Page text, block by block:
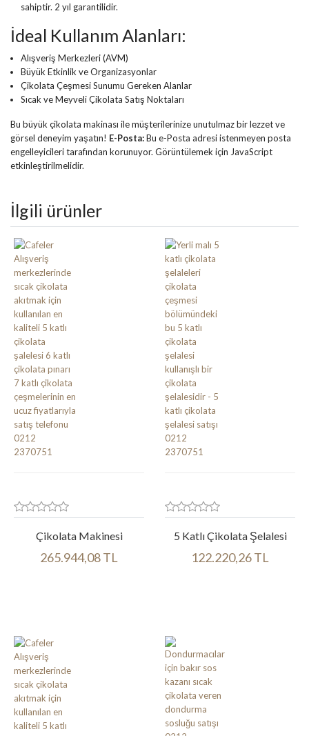
sahiptir. 2 yıl garantilidir.
İdeal Kullanım Alanları:
Alışveriş Merkezleri (AVM)
Büyük Etkinlik ve Organizasyonlar
Çikolata Çeşmesi Sunumu Gereken Alanlar
Sıcak ve Meyveli Çikolata Satış Noktaları
Bu büyük çikolata makinası ile müşterilerinize unutulmaz bir lezzet ve
görsel deneyim yaşatın! E-Posta:Bu e-Posta adresi istenmeyen posta
engelleyicileri tarafından korunuyor. Görüntülemek için JavaScript
etkinleştirilmelidir.
İlgili ürünler
Çikolata Makinesi
265.944,08 TL
5 Katlı Çikolata Şelalesi
122.220,26 TL